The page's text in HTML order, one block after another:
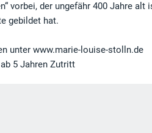
vorbei, der ungefähr 400 Jahre alt
gebildet hat.
unter www.marie-louise-stolln.de
5 Jahren Zutritt